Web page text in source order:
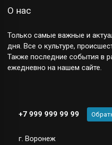
О нас
Только самые важные и
дня. Все о культуре,
Также последние события в
ежедневно на нашем сайте.
+7 999 999 99 99
г. Воронеж